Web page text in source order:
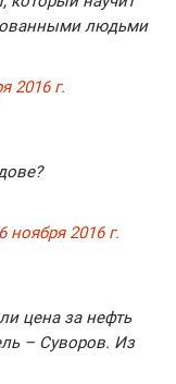
людьми
2016 г.
6 ноября 2016 г.
цена за нефть
– Суворов. Из